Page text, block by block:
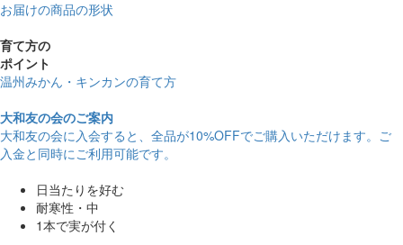
お届けの商品の形状
育て方の
ポイント
温州みかん・キンカンの育て方
大和友の会のご案内
大和友の会に入会すると、 全品が10%OFFでご購入いただけます。ご
入金と同時にご利用可能です。
日当たりを好む
耐寒性・中
1本で実が付く